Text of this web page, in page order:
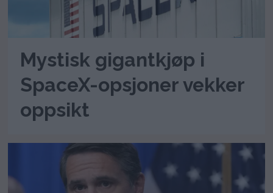
Mystisk gigantkjøp i
SpaceX-opsjoner vekker
oppsikt